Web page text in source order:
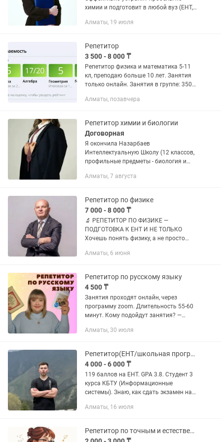
химии и подготовит в любой вуз (ЕНТ,
класс индивидуально. Возможно будет
Алматы, 19 июля
Репетитор
3 500 - 8 000 ₸
Репетитор физика и математика 5-11
кл, преподаю больше 10 лет. Занятия
только онлайн. Занятия в группе: 3500
Восстановление пробелов по
Алматы, позавчера
Репетитор химии и биологии
Договорная
Я окончила Назарбаев
Интеллектуальную Школу (12 классов,
профильные предметы - биология и
Американскую школу с GPA 3.9/4.0. 📚
Алматы, 7 августа
Репетитор по физике
7 000 - 8 000 ₸
🔬 РЕПЕТИТОР ПО ФИЗИКЕ —
ПОДГОТОВКА К ЕНТ И НЕ ТОЛЬКО
Хочешь понять физику, а не просто
разобраться в самых сложных темах
✅ Помощь...
Алматы, 6 июня
Репетитор по русскому языку
4 500 ₸
Занятия проходят онлайн, через
программу zoom. Длительность 55-60
минут. Кому подойдут занятия? —
помощь с русским языком. —
научиться...
Алматы, 30 июля
Репетитор(ЕНТ/школьная программа )Математика,Физика,Химия,Информатика
4 000 - 6 000 ₸
119 баллов на ЕНТ. GPA 3.8. Студент 3
курса КБТУ (Информационные
системы). Знаю, как сдать экзамен на
ребёнка. Готовлю к ЕНТ без зубрёжки:
Алматы, 16 июля
Репетитор по точным и естественным наукам